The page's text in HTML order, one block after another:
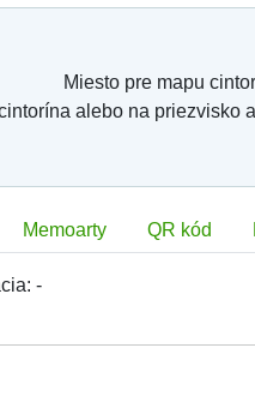
Miesto pre mapu
alebo na priezvisko
Memoarty QR kód
-